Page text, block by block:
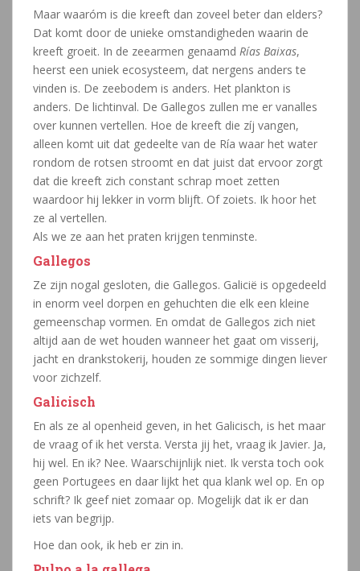
Maar waaróm is die kreeft dan zoveel beter dan elders?
Dat komt door de unieke omstandigheden waarin de
kreeft groeit. In de zeearmen genaamd Rías Baixas,
heerst een uniek ecosysteem, dat nergens anders te
vinden is. De zeebodem is anders. Het plankton is
anders. De lichtinval. De Gallegos zullen me er vanalles
over kunnen vertellen. Hoe de kreeft die zíj vangen,
alleen komt uit dat gedeelte van de Ría waar het water
rondom de rotsen stroomt en dat juist dat ervoor zorgt
dat die kreeft zich constant schrap moet zetten
waardoor hij lekker in vorm blijft. Of zoiets. Ik hoor het
ze al vertellen.
Als we ze aan het praten krijgen tenminste.
Gallegos
Ze zijn nogal gesloten, die Gallegos. Galicië is opgedeeld
in enorm veel dorpen en gehuchten die elk een kleine
gemeenschap vormen. En omdat de Gallegos zich niet
altijd aan de wet houden wanneer het gaat om visserij,
jacht en drankstokerij, houden ze sommige dingen liever
voor zichzelf.
Galicisch
En als ze al openheid geven, in het Galicisch, is het maar
de vraag of ik het versta. Versta jij het, vraag ik Javier. Ja,
hij wel. En ik? Nee. Waarschijnlijk niet. Ik versta toch ook
geen Portugees en daar lijkt het qua klank wel op. En op
schrift? Ik geef niet zomaar op. Mogelijk dat ik er dan
iets van begrijp.
Hoe dan ook, ik heb er zin in.